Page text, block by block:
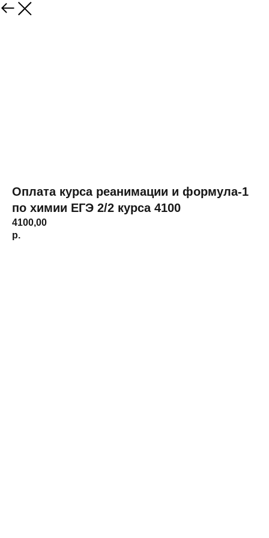
Оплата курса реанимации и формула-1
по химии ЕГЭ 2/2 курса 4100
4100,00
р.